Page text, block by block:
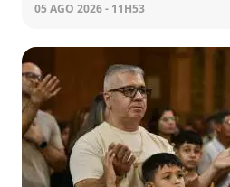
05 AGO 2026 - 11H53